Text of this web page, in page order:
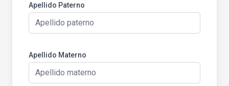
Apellido Paterno
Apellido Materno